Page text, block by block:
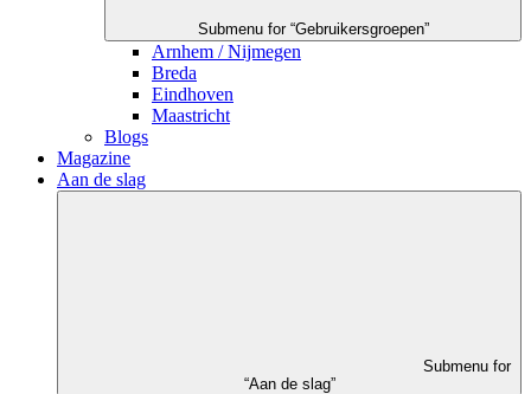
Submenu for “Gebruikersgroepen”
Arnhem / Nijmegen
Breda
Eindhoven
Maastricht
Blogs
Magazine
Aan de slag
Submenu for
“Aan de slag”